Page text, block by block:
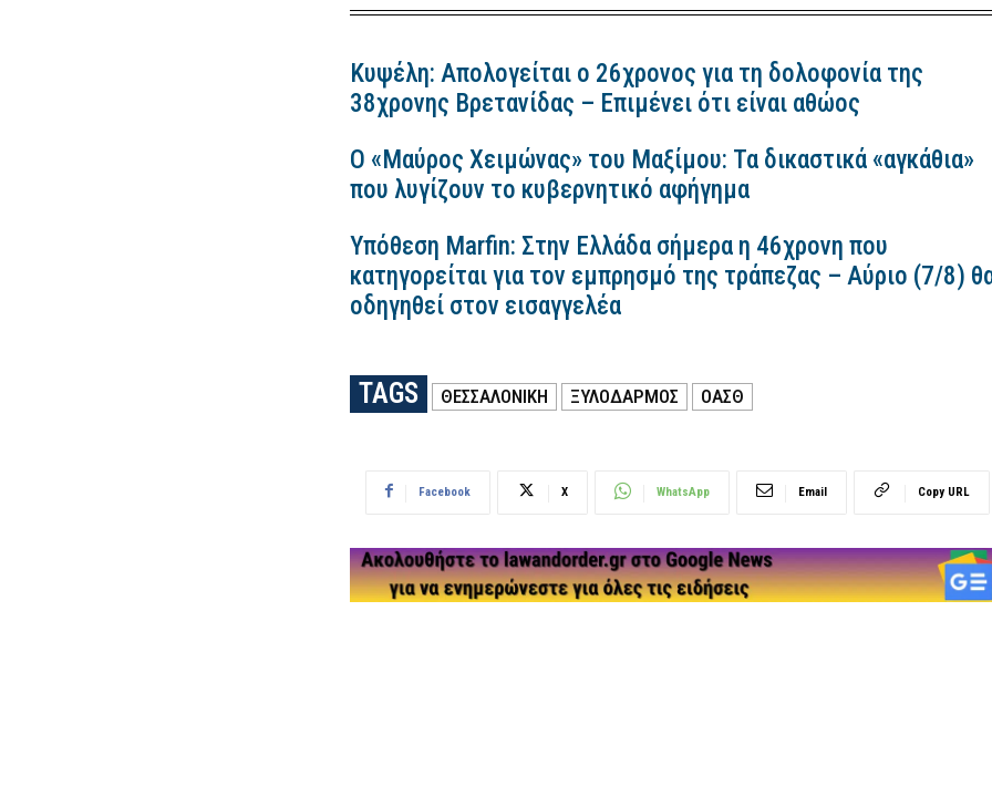
Κυψέλη: Απολογείται ο 26χρονος για τη δολοφονία της
38χρονης Βρετανίδας – Επιμένει ότι είναι αθώος
Ο «Μαύρος Χειμώνας» του Μαξίμου: Τα δικαστικά «αγκάθια»
που λυγίζουν το κυβερνητικό αφήγημα
Υπόθεση Marfin: Στην Ελλάδα σήμερα η 46χρονη που
κατηγορείται για τον εμπρησμό της τράπεζας – Αύριο (7/8)
οδηγηθεί στον εισαγγελέα
TAGS ΘΕΣΣΑΛΟΝΙΚΗ ΞΥΛΟΔΑΡΜΟΣ ΟΑΣΘ
Facebook X WhatsApp Email Copy URL